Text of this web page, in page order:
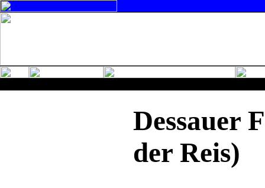
Dessauer
der Reis)